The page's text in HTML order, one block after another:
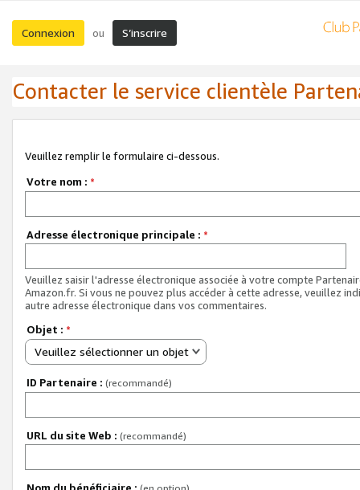
Connexion ou S’inscrire
Contacter le service clientèle
Veuillez remplir le formulaire ci-dessous.
Votre nom : *
Adresse électronique principale : *
Veuillez saisir l'adresse électronique associée à votre compte
Amazon.fr. Si vous ne pouvez plus accéder à cette adresse, veuillez
autre adresse électronique dans vos commentaires.
Objet : *
Veuillez sélectionner un objet
ID Partenaire : (recommandé)
URL du site Web : (recommandé)